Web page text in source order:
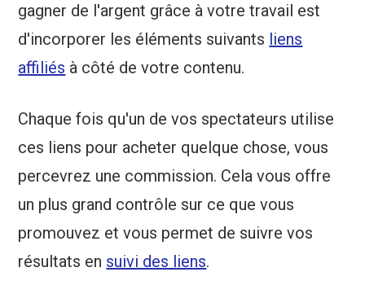
gagner de l'argent grâce à votre travail est
d'incorporer les éléments suivants liens
affiliés à côté de votre contenu.
Chaque fois qu'un de vos spectateurs utilise
ces liens pour acheter quelque chose, vous
percevrez une commission. Cela vous offre
un plus grand contrôle sur ce que vous
promouvez et vous permet de suivre vos
résultats en suivi des liens.